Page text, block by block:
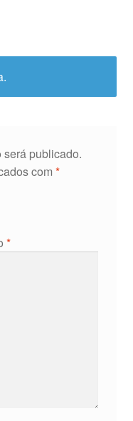
publicado.
com *
*